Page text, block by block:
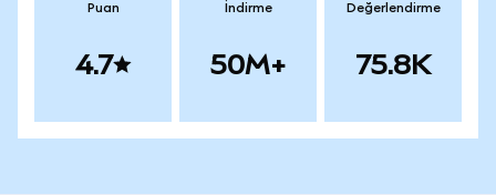
Puan
4.7
İndirme
50M+
Değerlendirme
75.8K